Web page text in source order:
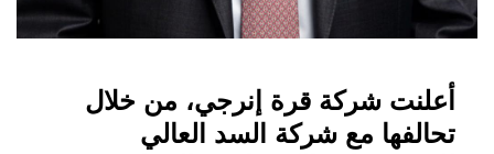
أعلنت شركة قرة إنرجي، من خلال
تحالفها مع شركة السد العالي